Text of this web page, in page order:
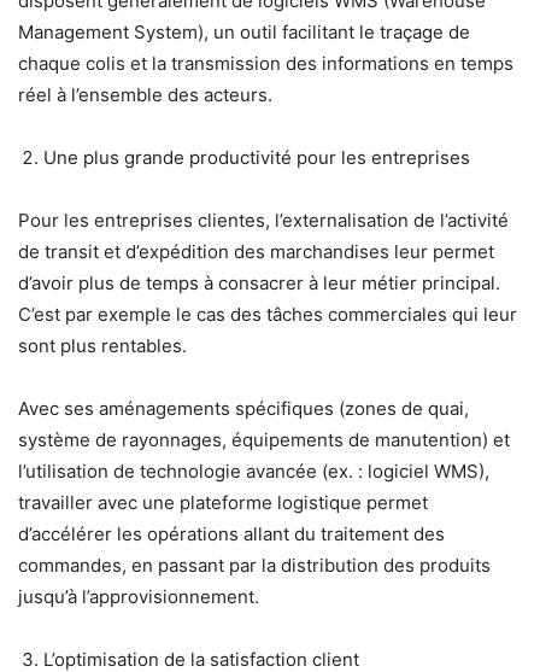
Management System), un outil facilitant le traçage de
chaque colis et la transmission des informations en temps
réel à l’ensemble des acteurs.
Une plus grande productivité pour les entreprises
Pour les entreprises clientes, l’externalisation de l’activité
de transit et d’expédition des marchandises leur permet
d’avoir plus de temps à consacrer à leur métier principal.
C’est par exemple le cas des tâches commerciales qui leur
sont plus rentables.
Avec ses aménagements spécifiques (zones de quai,
système de rayonnages, équipements de manutention) et
l’utilisation de technologie avancée (ex. : logiciel WMS),
travailler avec une plateforme logistique permet
d’accélérer les opérations allant du traitement des
commandes, en passant par la distribution des produits
jusqu’à l’approvisionnement.
L’optimisation de la satisfaction client